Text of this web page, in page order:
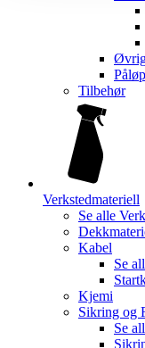
Påløp
Tilbehør
Verkstedmateriell
Se alle
Kabel
Se
Kjemi
Sikring og
Se